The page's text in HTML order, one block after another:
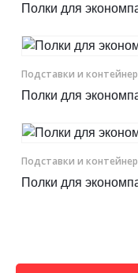
Полки для
Подставки и
Полки для
Подставки и
Полки для